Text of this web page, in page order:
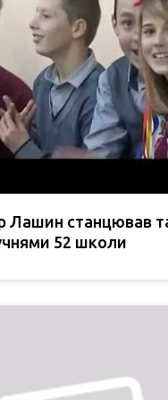
Лашин станцював
52 школи